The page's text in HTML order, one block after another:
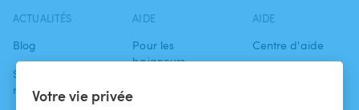
Votre vie privée
ACTUALITÉS
Blog
Swimmy dans les
médias
AIDE
Pour les
baigneurs
AIDE
Centre d'aide